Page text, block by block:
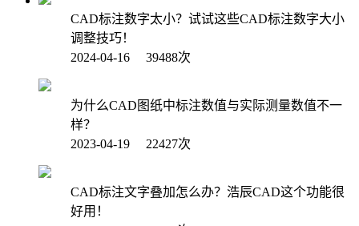
CAD标注数字太小？试试这些CAD标注数字大小
调整技巧！
2024-04-16 39488次
为什么CAD图纸中标注数值与实际测量数值不一
样？
2023-04-19 22427次
CAD标注文字叠加怎么办？浩辰CAD这个功能很
好用！